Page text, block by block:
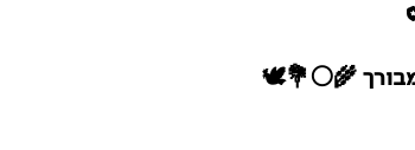
🌾⚪️💐🕊️